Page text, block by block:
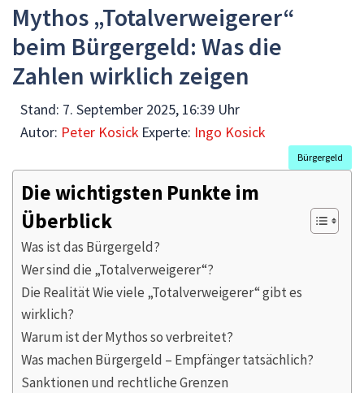
Mythos „Totalverweigerer“
beim Bürgergeld: Was die
Zahlen wirklich zeigen
Stand: 7. September 2025, 16:39 Uhr
Autor: Peter Kosick Experte: Ingo Kosick
Bürgergeld
Die wichtigsten Punkte im
Überblick
Was ist das Bürgergeld?
Wer sind die „Totalverweigerer“?
Die Realität Wie viele „Totalverweigerer“ gibt es
wirklich?
Warum ist der Mythos so verbreitet?
Was machen Bürgergeld – Empfänger tatsächlich?
Sanktionen und rechtliche Grenzen